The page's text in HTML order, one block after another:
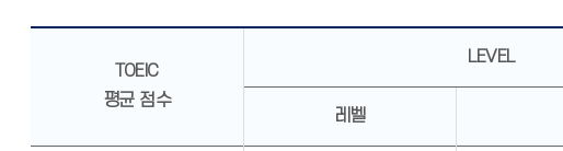
TOEIC
평균 점수
LEVEL
레벨